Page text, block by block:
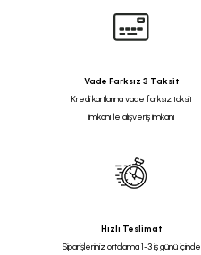
Vade Farksız 3 Taksit
Kredi kartlarına vade farksız taksit
imkanı ile alışveriş imkanı
Hızlı Teslimat
Siparişleriniz ortalama 1-3 iş günü içinde